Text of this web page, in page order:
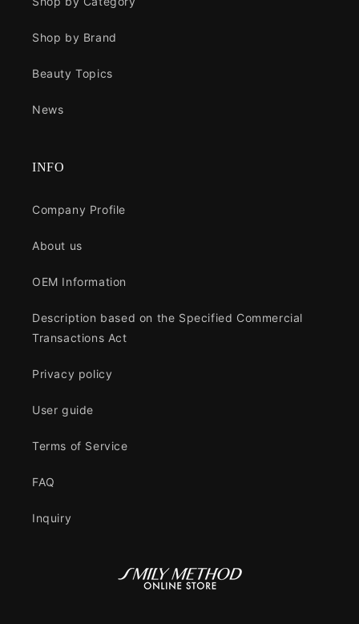
Shop by Brand
Beauty Topics
News
INFO
Company Profile
About us
OEM Information
Description based on the Specified Commercial
Transactions Act
Privacy policy
User guide
Terms of Service
FAQ
Inquiry